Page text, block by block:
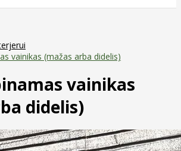
vainikas (mažas arba didelis)
vainikas
didelis)